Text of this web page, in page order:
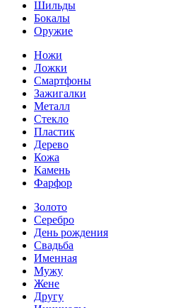
Шильды
Бокалы
Оружие
Ножи
Ложки
Смартфоны
Зажигалки
Металл
Стекло
Пластик
Дерево
Кожа
Камень
Фарфор
Золото
Серебро
День рождения
Свадьба
Именная
Мужу
Жене
Другу